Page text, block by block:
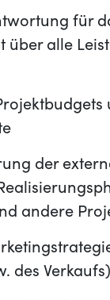
für
über alle
der
andere
des Verkaufs)